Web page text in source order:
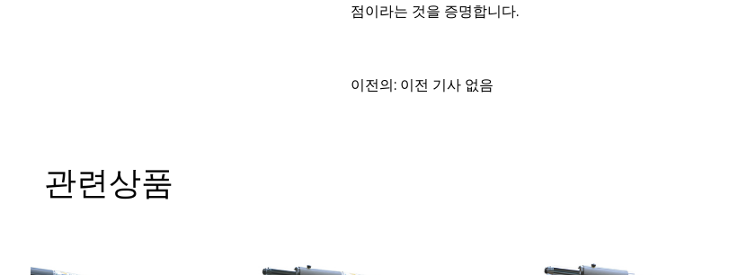
점이라는 것을 증명합니다.
이전의: 이전 기사 없음
관련상품